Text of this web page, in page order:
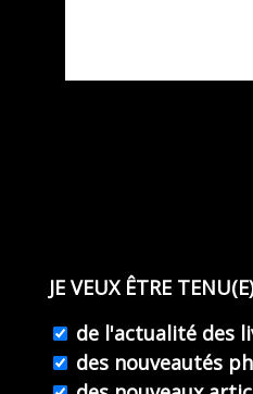
JE VEUX ÊTRE
de l'actualité des
des nouveautés